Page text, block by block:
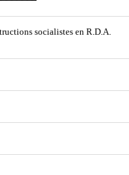
socialistes en R.D.A.